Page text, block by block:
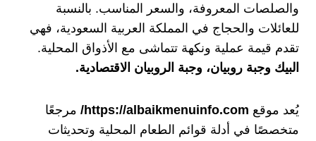
والصلصات المعروفة، والسعر المناسب. بالنسبة
للعائلات والحجاج في المملكة العربية السعودية، فهي
تقدم قيمة عملية ونكهة تتماشى مع الأذواق المحلية.
البيك وجبة روبيان، وجبة الروبيان الاقتصادية.
يُعد موقع https://albaikmenuinfo.com/ مرجعًا
متخصصًا في أدلة قوائم الطعام المحلية وتحديثات